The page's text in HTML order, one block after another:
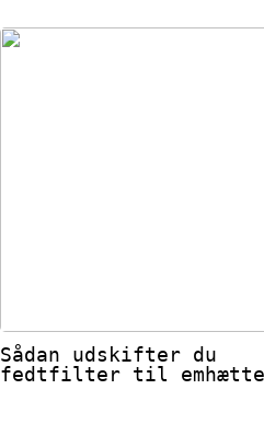
Sådan udskifter du
fedtfilter til